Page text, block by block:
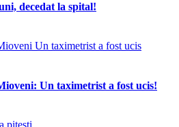
decedat la spital!
Un taximetrist a fost ucis!